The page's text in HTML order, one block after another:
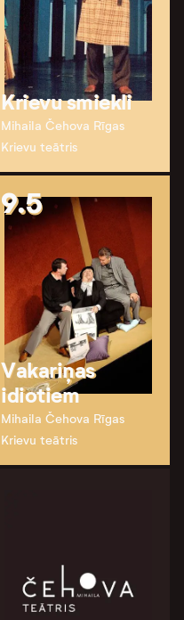
Krievu smiekli
Mihaila Čehova Rīgas
Krievu teātris
9.5
Vakariņas
idiotiem
Mihaila Čehova Rīgas
Krievu teātris